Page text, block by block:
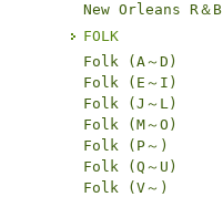
New Orleans R＆B
FOLK
Folk (A～D)
Folk (E～I)
Folk (J～L)
Folk (M～O)
Folk (P～)
Folk (Q～U)
Folk (V～)